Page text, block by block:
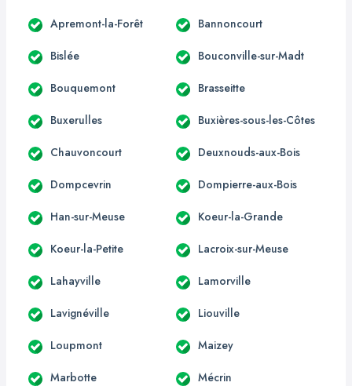
Apremont-la-Forêt Bannoncourt
Bislée Bouconville-sur-Madt
Bouquemont Brasseitte
Buxerulles Buxières-sous-les-Côtes
Chauvoncourt Deuxnouds-aux-Bois
Dompcevrin Dompierre-aux-Bois
Han-sur-Meuse Koeur-la-Grande
Koeur-la-Petite Lacroix-sur-Meuse
Lahayville Lamorville
Lavignéville Liouville
Loupmont Maizey
Marbotte Mécrin